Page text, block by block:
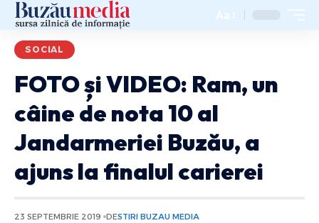
Aa
SOCIAL
FOTO și VIDEO: Ram, un
câine de nota 10 al
Jandarmeriei Buzău, a
ajuns la finalul carierei
23 SEPTEMBRIE 2019 DESTIRI BUZAU MEDIA